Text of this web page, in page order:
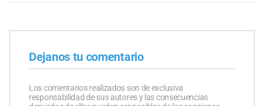
Dejanos tu comentario
Los comentarios realizados son de exclusiva
responsabilidad de sus autores y las consecuencias